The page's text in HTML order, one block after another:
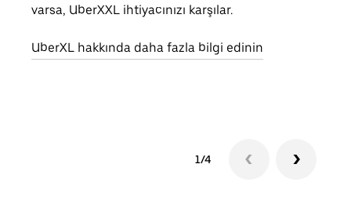
varsa, UberXXL ihtiyacınızı karşılar.
UberXL hakkında daha fazla bilgi edinin
1/4